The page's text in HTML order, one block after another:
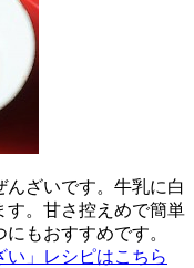
ざいです。牛乳に白
す。甘さ控えめで簡単
もおすすめです。
」レシピはこちら